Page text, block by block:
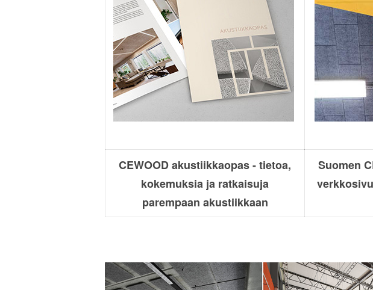
CEWOOD akustiikkaopas - tietoa,
kokemuksia ja ratkaisuja
parempaan akustiikkaan
Suomen